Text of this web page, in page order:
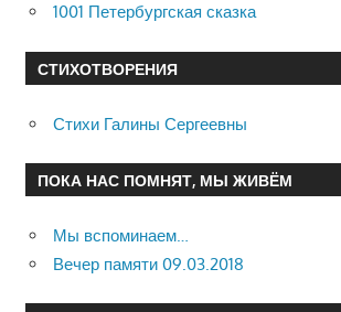
1001 Петербургская сказка
СТИХОТВОРЕНИЯ
Стихи Галины Сергеевны
ПОКА НАС ПОМНЯТ, МЫ ЖИВЁМ
Мы вспоминаем…
Вечер памяти 09.03.2018